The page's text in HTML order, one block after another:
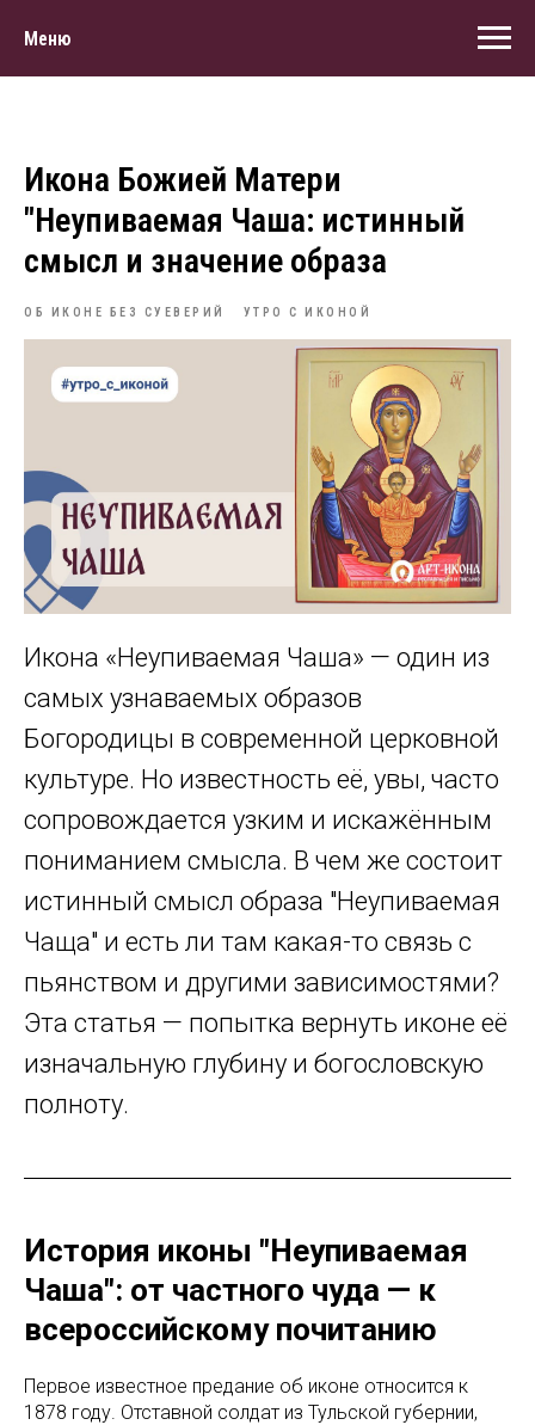
Меню
Икона Божией Матери
"Неупиваемая Чаша: истинный
смысл и значение образа
ОБ ИКОНЕ БЕЗ СУЕВЕРИЙ УТРО С ИКОНОЙ
Икона «Неупиваемая Чаша» — один из
самых узнаваемых образов
Богородицы в современной церковной
культуре. Но известность её, увы, часто
сопровождается узким и искажённым
пониманием смысла. В чем же состоит
истинный смысл образа "Неупиваемая
Чаща" и есть ли там какая-то связь с
пьянством и другими зависимостями?
Эта статья — попытка вернуть иконе её
изначальную глубину и богословскую
полноту.
История иконы "Неупиваемая
Чаша": от частного чуда — к
всероссийскому почитанию
Первое известное предание об иконе относится к
1878 году. Отставной солдат из Тульской губернии,